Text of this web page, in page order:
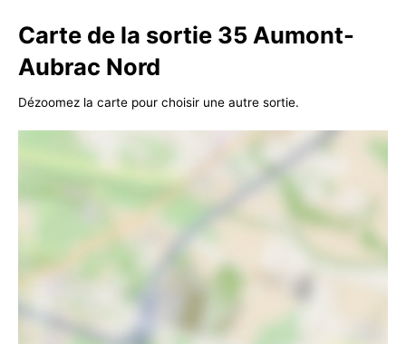
Carte de la sortie 35 Aumont-
Aubrac Nord
Dézoomez la carte pour choisir une autre sortie.